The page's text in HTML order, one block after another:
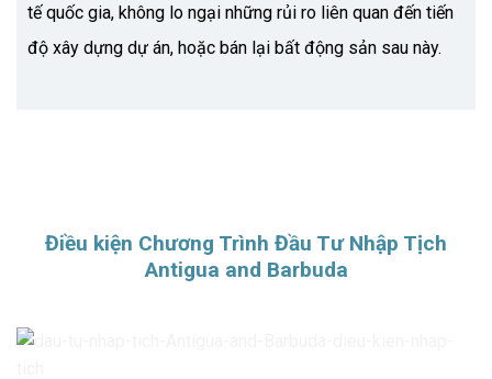
tế quốc gia, không lo ngại những rủi ro liên quan đến tiến
độ xây dựng dự án, hoặc bán lại bất động sản sau này.
Điều kiện Chương Trình Đầu Tư Nhập Tịch
Antigua and Barbuda